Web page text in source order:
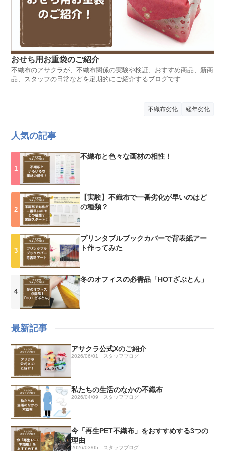
おせち用お重袋のご紹介
不織布のアサクラが、不織布関係の実験や検証、おすすめ商品、新商
品、スタッフの日常などを定期的にご紹介するブログです
不織布劣化 経年劣化
人気の記事
不織布と色々な画材の相性！
【実験】不織布で一番劣化が早いのはど
の種類？
プリンタブルブックカバーで背表紙アー
ト作ってみた
冬のオフィスの必需品「HOTざぶとん」
最新記事
アサクラ公式Xのご紹介
2026/06/01 スタッフブログ
私たちの生活のなかの不織布
2026/04/09 スタッフブログ
今「再生PET不織布」をおすすめする3つの
理由
2026/03/05 スタッフブログ